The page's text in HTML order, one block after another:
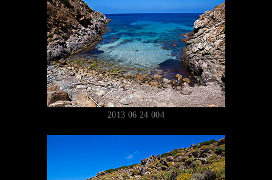
2013 06 24 004